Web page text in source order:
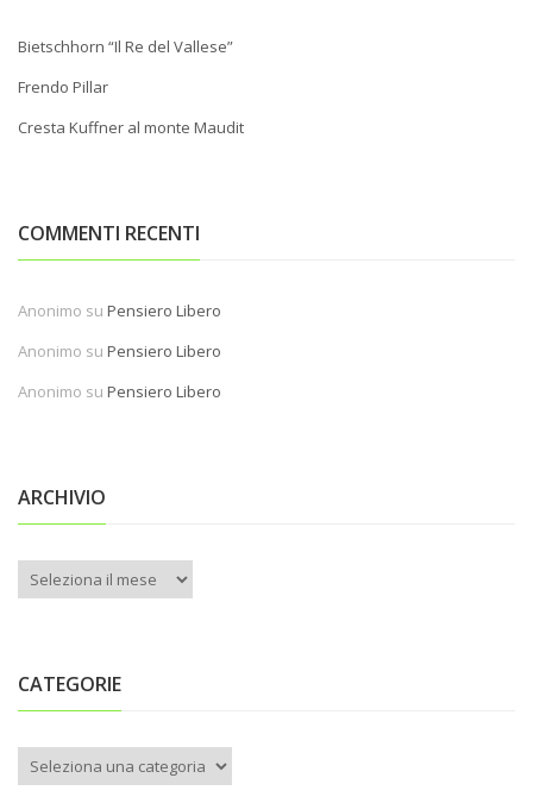
Bietschhorn “Il Re del Vallese”
Frendo Pillar
Cresta Kuffner al monte Maudit
COMMENTI RECENTI
Anonimo su Pensiero Libero
Anonimo su Pensiero Libero
Anonimo su Pensiero Libero
ARCHIVIO
Archivio
CATEGORIE
Categorie